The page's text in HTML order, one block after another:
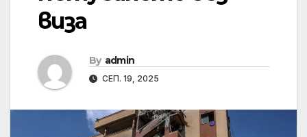
виза
By admin
СЕП. 19, 2025